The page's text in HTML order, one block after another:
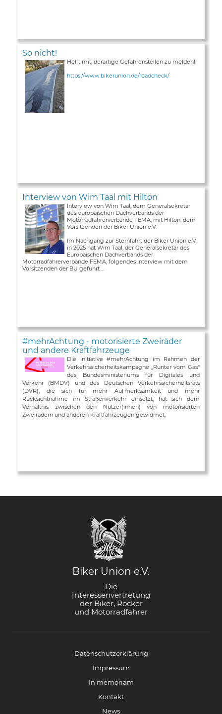
So nicht!
Helft mit, derartige Gefahrenstellen zu melden!
https://www.bikerunion.de/roadcheck/
Interview von Wim Taal mit Hilton
Interview von Wim Taal, dem Generalsekretär
des europäischen Dachverbands der
Motorradfahrerverbände FEMA, mit Hilton, dem
Vorsitzenden der Biker Union e.V.
Im Nachgang zur Sternfahrt der Biker Union e.V.
in 2025 hat Wim Taal, der Generalsekretär des
Europäischen Dachverbands der
Motorradfahrerverbände FEMA, folgendes Interview mit dem
Vorsitzenden der BU geführt ...
#mehrAchtung - motorisierte Zweiräder
und andere Kraftfahrzeuge
Die Initiative #mehrAchtung im Rahmen der
Verkehrssicherheitskampagne „Runter vom Gas“
des Bundesministeriums für Digitales und
Verkehr (BMDV) und des Deutschen Verkehrssicherheitsrats
(DVR), die sich für mehr Aufmerksamkeit und mehr
Rücksichtnahme im Straßenverkehr einsetzt, hat sich dem
Verhältnis zwischen den Nutzer(innen) von motorisierten
Zweirädern und anderen Kraftfahrzeugen gewidmet.
Biker Union e.V.
Die
Interessenvertretung
der Biker, Rocker
und Motorradfahrer
Datenschutzerklärung
Impressum
In memoriam
Kontakt
News